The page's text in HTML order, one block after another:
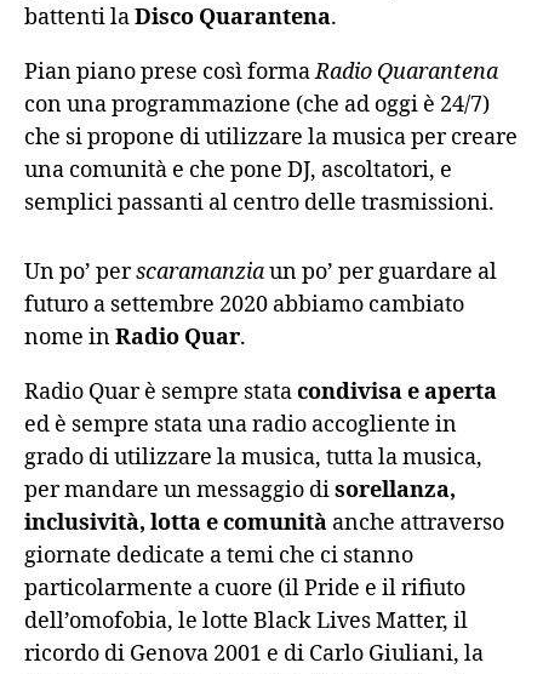
battenti laDisco Quarantena.
Pian piano prese così formaRadio Quarantena
con una programmazione (che ad oggi è 24/7)
che si propone di utilizzare la musica per creare
una comunità e che pone DJ, ascoltatori, e
semplici passanti al centro delle trasmissioni.
Un po’ perscaramanziaun po’ per guardare al
futuro a settembre 2020 abbiamo cambiato
nome inRadio Quar.
Radio Quar è sempre statacondivisa e aperta
ed è sempre stata una radio accogliente in
grado di utilizzare la musica, tutta la musica,
per mandare un messaggio disorellanza,
inclusività, lotta e comunità anche attraverso
giornate dedicate a temi che ci stanno
particolarmente a cuore (il Pride e il rifiuto
dell’omofobia, le lotte Black Lives Matter, il
ricordo di Genova 2001 e di Carlo Giuliani, la